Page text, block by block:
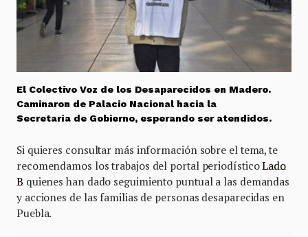
El Colectivo Voz de los Desaparecidos en Madero.
Caminaron de Palacio Nacional hacia la
Secretaría de Gobierno, esperando ser atendidos.
Si quieres consultar más información sobre el tema, te
recomendamos los trabajos del portal periodísticoLado
Bquienes han dado seguimiento puntual a las demandas
y acciones de las familias de personas desaparecidas en
Puebla.